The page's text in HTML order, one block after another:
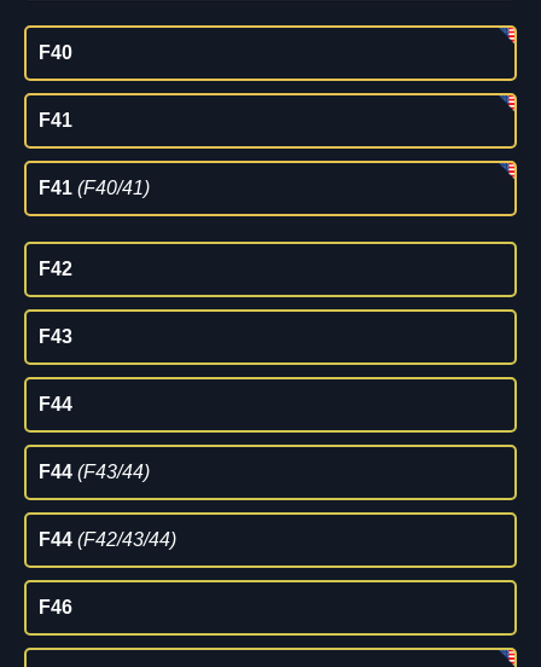
F40
F41
F41 (F40/41)
F42
F43
F44
F44 (F43/44)
F44 (F42/43/44)
F46